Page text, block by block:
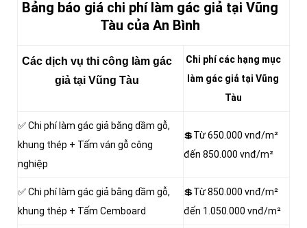
Bảng báo giá chi phí làm gác giả tại Vũng
Tàu của An Bình
Các dịch vụ thi công làm gác
giả tại Vũng Tàu
Chi phí các hạng mục
làm gác giả tại Vũng
Tàu
✅ Chi phí làm gác giả bằng dầm gỗ,
khung thép + Tấm ván gỗ công
nghiệp
💲Từ 650.000 vnđ/m²
đến 850.000 vnđ/m²
✅ Chi phí làm gác giả bằng dầm gỗ,
khung thép + Tấm Cemboard
💲Từ 850.000 vnđ/m²
đến 1.050.000 vnđ/m²